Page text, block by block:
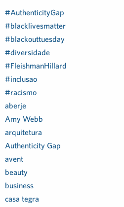
#AuthenticityGap
#blacklivesmatter
#blackouttuesday
#diversidade
#FleishmanHillard
#inclusao
#racismo
aberje
Amy Webb
arquitetura
Authenticity Gap
avent
beauty
business
casa tegra